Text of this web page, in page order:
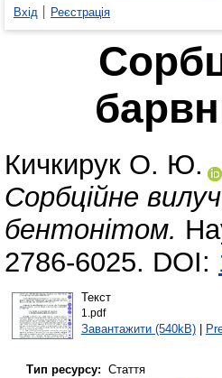
Вхід Реєстрація
Кичкирук О. Ю.
Сорбційне
бентонітом.
2786-6025. DOI:
Текст
1.pdf
Завантажити (540kB)|
Тип ресурсу: Стаття